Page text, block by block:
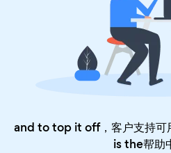
and to top it off，客户支持
is the帮助